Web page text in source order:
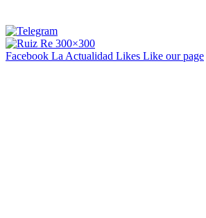
Facebook La Actualidad Likes Like our page